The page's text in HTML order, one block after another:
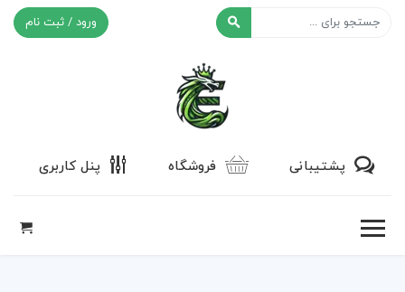
ورود / ثبت نام
پشتیبانی فروشگاه پنل کاربری